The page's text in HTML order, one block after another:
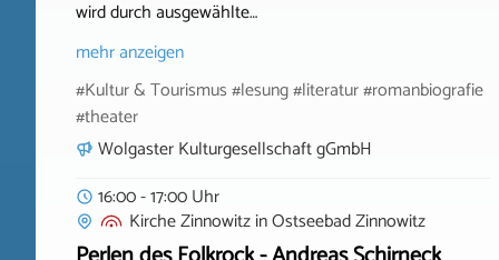
wird durch ausgewählte…
mehr anzeigen
#Kultur & Tourismus #lesung #literatur #romanbiografie
#theater
Wolgaster Kulturgesellschaft gGmbH
16:00 - 17:00 Uhr
Kirche ZinnowitzinOstseebad Zinnowitz